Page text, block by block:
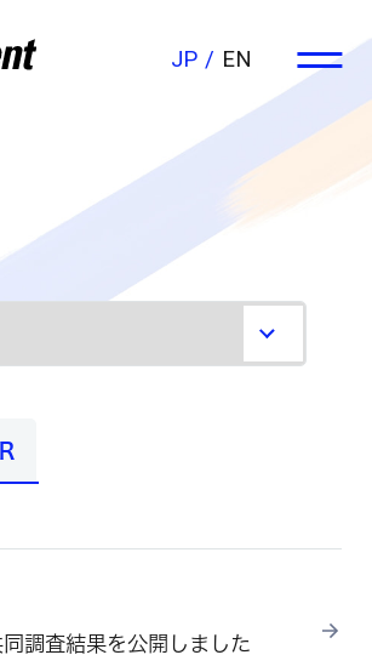
EN
JP
IR
調査結果を公開しました